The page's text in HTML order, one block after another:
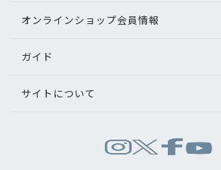
採用情報
補聴器
グッズ・小物
メガネの不具合、修理について
補聴器に関するアフターサービス
店舗検索
オンラインショップ会員情報
ログイン
ガイド
オンラインショップご利用ガイド
サイトについて